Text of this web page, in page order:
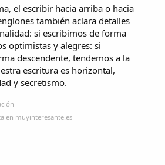
el escribir hacia arriba o hacia
también aclara detalles
si escribimos de forma
optimistas y alegres: si
descendente, tendemos a la
escritura es horizontal,
y secretismo.
en muyinteresante.es